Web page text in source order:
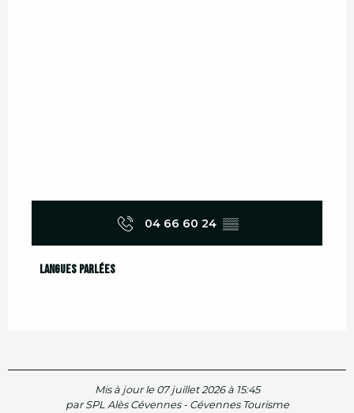
04 66 60 24 ▒▒
Langues parlées
Langues parlées
Mis à jour le 07 juillet 2026 à 15:45
par SPL Alès Cévennes - Cévennes Tourisme